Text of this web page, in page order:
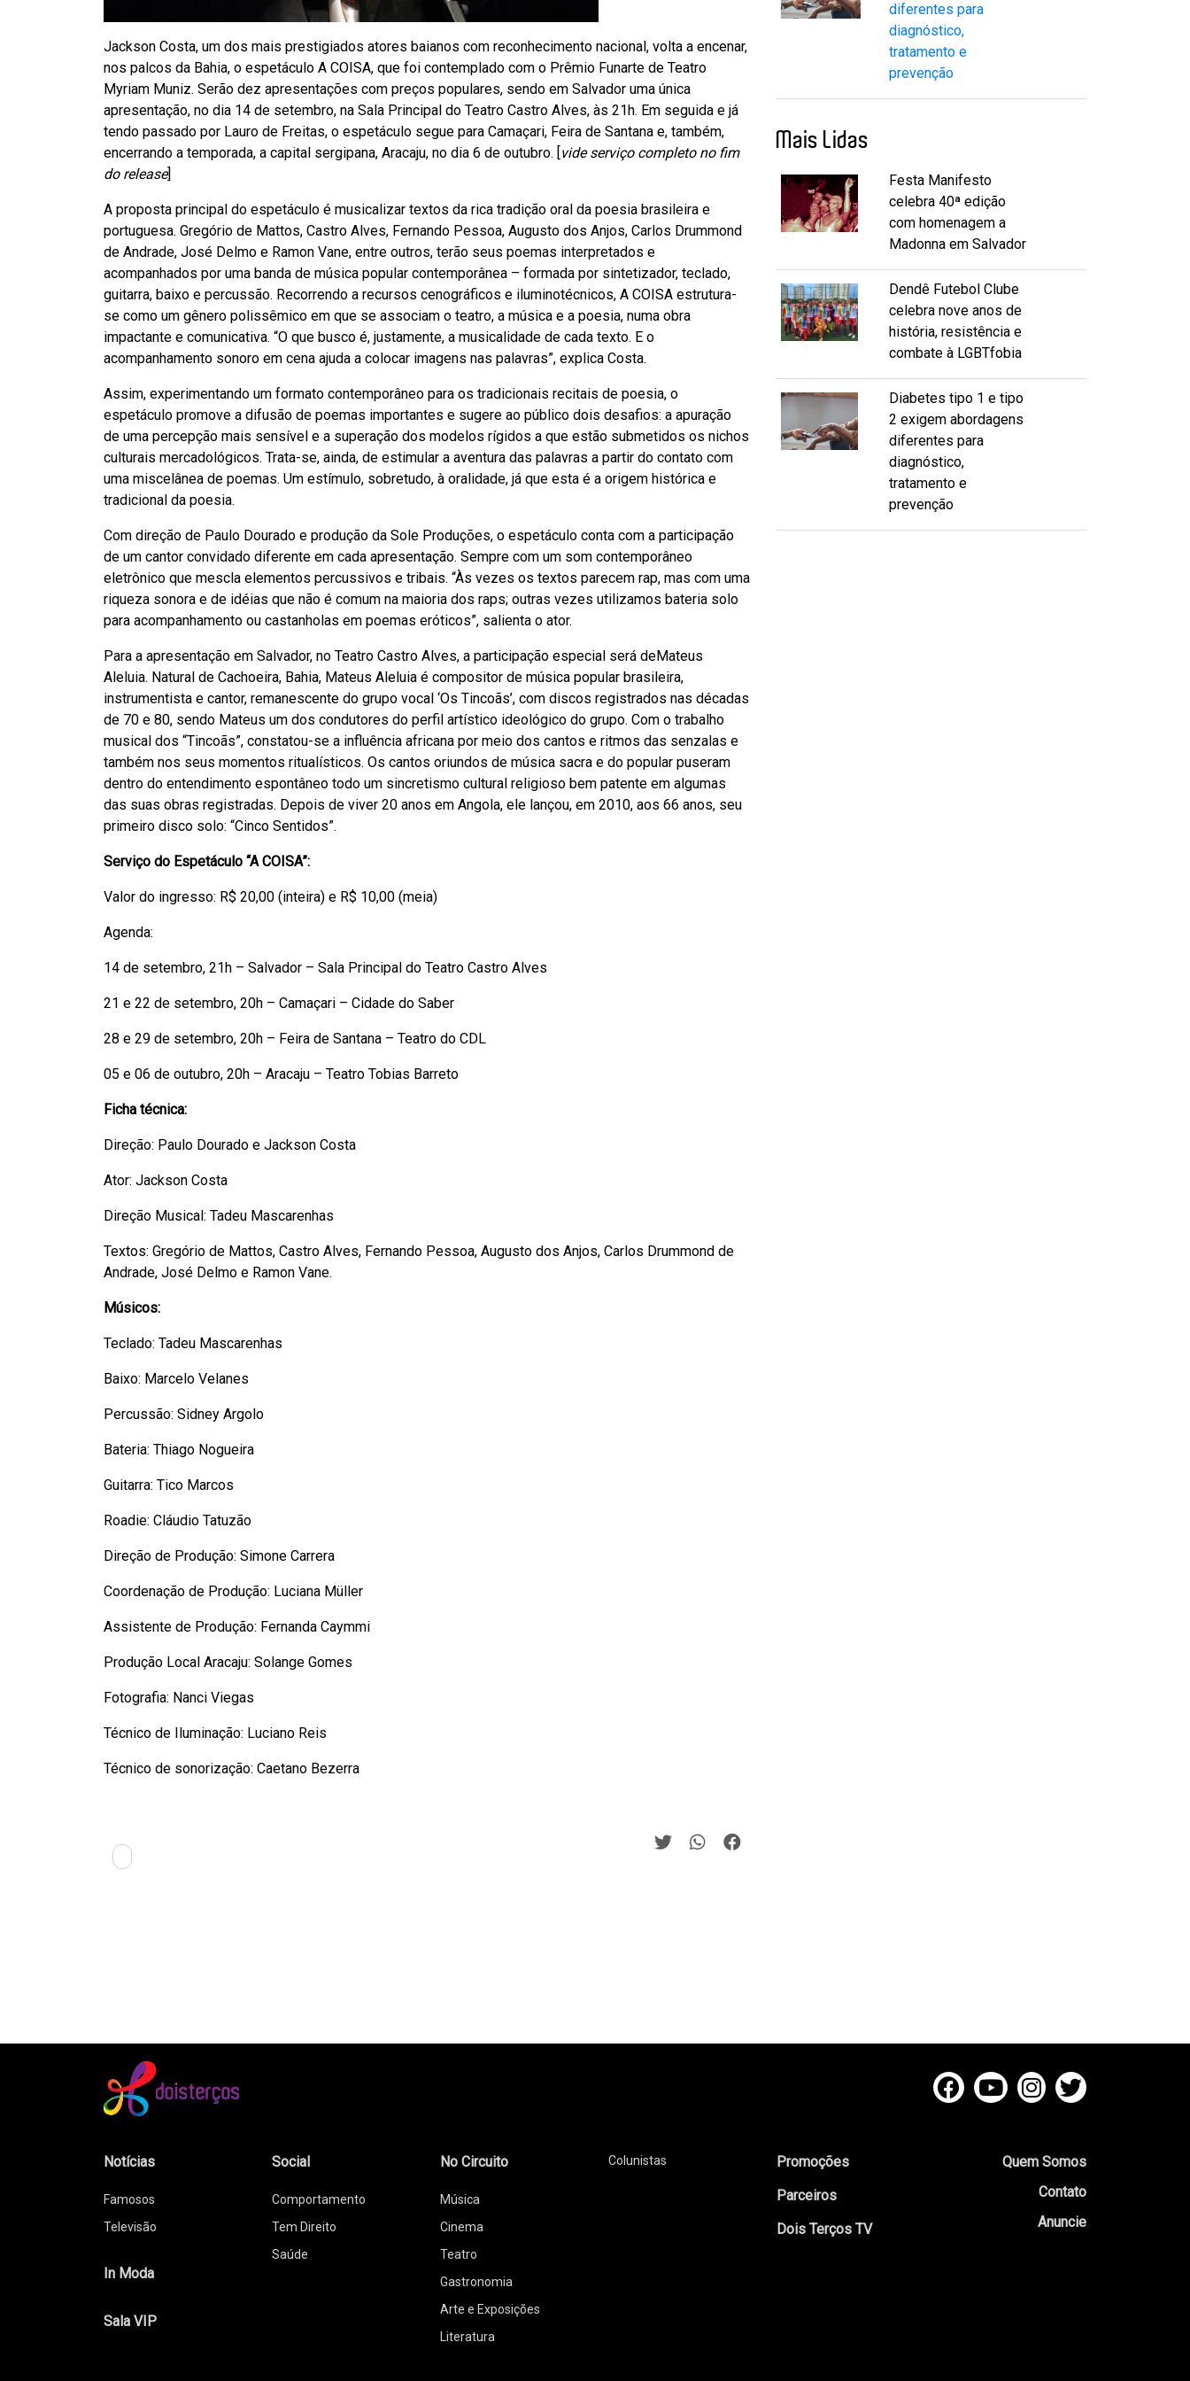
Jackson Costa, um dos mais prestigiados atores baianos com reconhecimento nacional, volta a encenar,
nos palcos da Bahia, o espetáculo A COISA, que foi contemplado com o Prêmio Funarte de Teatro
Myriam Muniz. Serão dez apresentações com preços populares, sendo em Salvador uma única
apresentação, no dia 14 de setembro, na Sala Principal do Teatro Castro Alves, às 21h. Em seguida e já
tendo passado por Lauro de Freitas, o espetáculo segue para Camaçari, Feira de Santana e, também,
encerrando a temporada, a capital sergipana, Aracaju, no dia 6 de outubro. [vide serviço completo no fim
do release]
A proposta principal do espetáculo é musicalizar textos da rica tradição oral da poesia brasileira e
portuguesa. Gregório de Mattos, Castro Alves, Fernando Pessoa, Augusto dos Anjos, Carlos Drummond
de Andrade, José Delmo e Ramon Vane, entre outros, terão seus poemas interpretados e
acompanhados por uma banda de música popular contemporânea – formada por sintetizador, teclado,
guitarra, baixo e percussão. Recorrendo a recursos cenográficos e iluminotécnicos, A COISA estrutura-
se como um gênero polissêmico em que se associam o teatro, a música e a poesia, numa obra
impactante e comunicativa. “O que busco é, justamente, a musicalidade de cada texto. E o
acompanhamento sonoro em cena ajuda a colocar imagens nas palavras”, explica Costa.
Assim, experimentando um formato contemporâneo para os tradicionais recitais de poesia, o
espetáculo promove a difusão de poemas importantes e sugere ao público dois desafios: a apuração
de uma percepção mais sensível e a superação dos modelos rígidos a que estão submetidos os nichos
culturais mercadológicos. Trata-se, ainda, de estimular a aventura das palavras a partir do contato com
uma miscelânea de poemas. Um estímulo, sobretudo, à oralidade, já que esta é a origem histórica e
tradicional da poesia.
Com direção de Paulo Dourado e produção da Sole Produções, o espetáculo conta com a participação
de um cantor convidado diferente em cada apresentação. Sempre com um som contemporâneo
eletrônico que mescla elementos percussivos e tribais. “Às vezes os textos parecem rap, mas com uma
riqueza sonora e de idéias que não é comum na maioria dos raps; outras vezes utilizamos bateria solo
para acompanhamento ou castanholas em poemas eróticos”, salienta o ator.
Para a apresentação em Salvador, no Teatro Castro Alves, a participação especial será deMateus
Aleluia. Natural de Cachoeira, Bahia, Mateus Aleluia é compositor de música popular brasileira,
instrumentista e cantor, remanescente do grupo vocal ‘Os Tincoãs’, com discos registrados nas décadas
de 70 e 80, sendo Mateus um dos condutores do perfil artístico ideológico do grupo. Com o trabalho
musical dos “Tincoãs”, constatou-se a influência africana por meio dos cantos e ritmos das senzalas e
também nos seus momentos ritualísticos. Os cantos oriundos de música sacra e do popular puseram
dentro do entendimento espontâneo todo um sincretismo cultural religioso bem patente em algumas
das suas obras registradas. Depois de viver 20 anos em Angola, ele lançou, em 2010, aos 66 anos, seu
primeiro disco solo: “Cinco Sentidos”.
Serviço do Espetáculo “A COISA”:
Valor do ingresso: R$ 20,00 (inteira) e R$ 10,00 (meia)
Agenda:
14 de setembro, 21h – Salvador – Sala Principal do Teatro Castro Alves
21 e 22 de setembro, 20h – Camaçari – Cidade do Saber
28 e 29 de setembro, 20h – Feira de Santana – Teatro do CDL
05 e 06 de outubro, 20h – Aracaju – Teatro Tobias Barreto
Ficha técnica:
Direção: Paulo Dourado e Jackson Costa
Ator: Jackson Costa
Direção Musical: Tadeu Mascarenhas
Textos: Gregório de Mattos, Castro Alves, Fernando Pessoa, Augusto dos Anjos, Carlos Drummond de
Andrade, José Delmo e Ramon Vane.
Músicos:
Teclado: Tadeu Mascarenhas
Baixo: Marcelo Velanes
Percussão: Sidney Argolo
Bateria: Thiago Nogueira
Guitarra: Tico Marcos
Roadie: Cláudio Tatuzão
Direção de Produção: Simone Carrera
Coordenação de Produção: Luciana Müller
Assistente de Produção: Fernanda Caymmi
Produção Local Aracaju: Solange Gomes
Fotografia: Nanci Viegas
Técnico de Iluminação: Luciano Reis
Técnico de sonorização: Caetano Bezerra
diferentes para
diagnóstico,
tratamento e
prevenção
Mais Lidas
Festa Manifesto
celebra 40ª edição
com homenagem a
Madonna em Salvador
Dendê Futebol Clube
celebra nove anos de
história, resistência e
combate à LGBTfobia
Diabetes tipo 1 e tipo
2 exigem abordagens
diferentes para
diagnóstico,
tratamento e
prevenção
Notícias
Famosos
Televisão
In Moda
Sala VIP
Social
Comportamento
Tem Direito
Saúde
No Circuito
Música
Cinema
Teatro
Gastronomia
Arte e Exposições
Literatura
Colunistas
Promoções
Parceiros
Dois Terços TV
Quem Somos
Contato
Anuncie